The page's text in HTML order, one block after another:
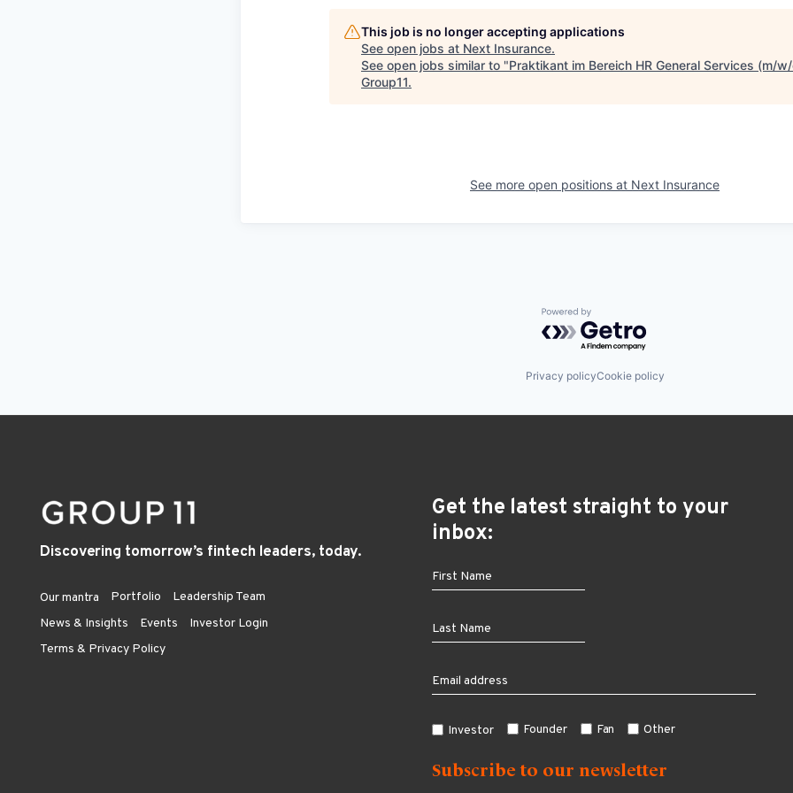
This job is no longer accepting applications
See open jobs at Next Insurance.
See open jobs similar to "Praktikant im Bereich HR General Services (m/
Group11.
See more open positions at Next Insurance
Powered by Getro.com
Privacy policyCookie policy
Discovering tomorrow’s fintech leaders, today.
Our mantra Portfolio
Leadership Team
News & Insights
Events
Investor Login
Terms & Privacy Policy
Get the latest straight to your
inbox:
Investor Founder Fan Other